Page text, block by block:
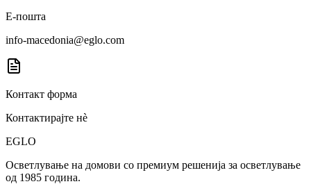
Е-пошта
info-macedonia@eglo.com
Контакт форма
Контактирајте нè
EGLO
Осветлување на домови со премиум решенија за осветлување
од 1985 година.